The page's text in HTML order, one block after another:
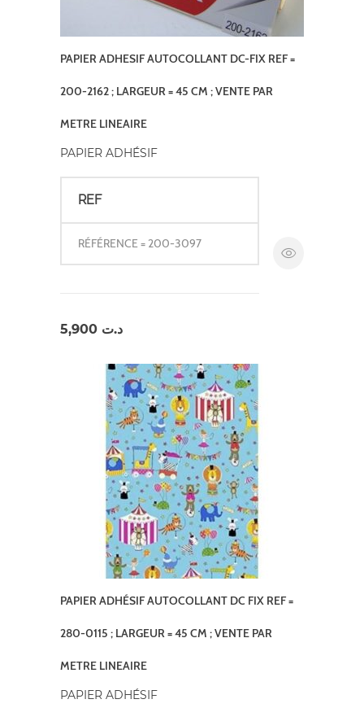
PAPIER ADHESIF AUTOCOLLANT DC-FIX REF =
200-2162 ; LARGEUR = 45 CM ; VENTE PAR
METRE LINEAIRE
PAPIER ADHÉSIF
REF
RÉFÉRENCE = 200-3097
د.ت
PAPIER ADHÉSIF AUTOCOLLANT DC FIX REF =
280-0115 ; LARGEUR = 45 CM ; VENTE PAR
METRE LINEAIRE
PAPIER ADHÉSIF